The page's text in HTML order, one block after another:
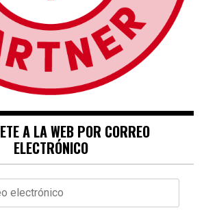
A LA WEB POR CORREO
ELECTRÓNICO